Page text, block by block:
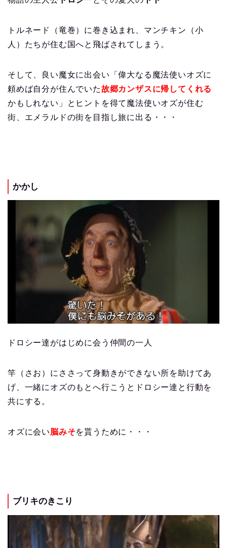
トルネード（竜巻）に巻き込まれ、マンチキン（小
人）たちが住む国へと飛ばされてしまう。
そして、良い魔女に出会い「偉大なる魔法使いオズに
頼めば自分が住んでいた故郷カンザスに帰してくれる
かもしれない」とヒントを得て魔法使いオズが住む
街、エメラルドの街を目指し旅に出る・・・
かかし
ドロシー達がはじめに会う仲間の一人
竿（さお）にささって身動きができない所を助けてあ
げ、一緒にオズのもとへ行こうとドロシー達と行動を
共にする。
オズに会い脳みそを貰うために・・・
ブリキのきこり